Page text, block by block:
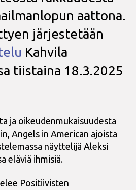
aattona.
järjestetään
Kahvila
tiistaina 18.3.2025
ja oikeudenmukaisuudesta
Angels in American ajoista
näyttelijä Aleksi
eläviä ihmisiä.
Positiivisten